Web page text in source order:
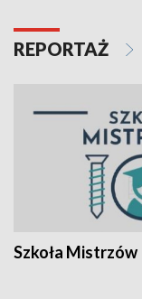
REPORTAŻ
Szkoła Mistrzów